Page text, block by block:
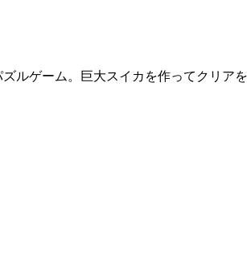
ルゲーム。巨大スイカを作ってクリアを